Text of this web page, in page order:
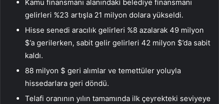
Kamu finansmanı alanındaki belediye finansmanı
gelirleri %23 artışla 21 milyon dolara yükseldi.
Hisse senedi aracılık gelirleri %8 azalarak 49 milyon
$’a gerilerken, sabit gelir gelirleri 42 milyon $’da sabit
kaldı.
88 milyon $ geri alımlar ve temettüler yoluyla
hissedarlara geri döndü.
Telafi oranının yılın tamamında ilk çeyrekteki seviyeye